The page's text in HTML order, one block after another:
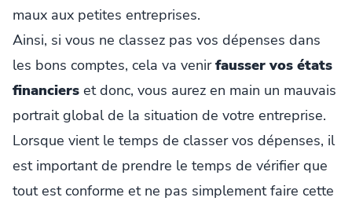
maux aux petites entreprises.
Ainsi, si vous ne classez pas vos dépenses dans
les bons comptes, cela va venirfausser vos états
financiers et donc, vous aurez en main un mauvais
portrait global de la situation de votre entreprise.
Lorsque vient le temps de classer vos dépenses, il
est important de prendre le temps de vérifier que
tout est conforme et ne pas simplement faire cette